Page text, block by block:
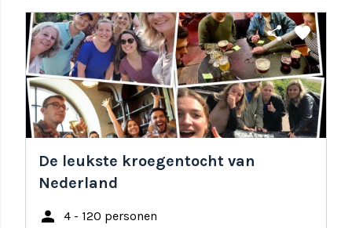
share favorite
De leukste kroegentocht van
Nederland
person 4 - 120 personen